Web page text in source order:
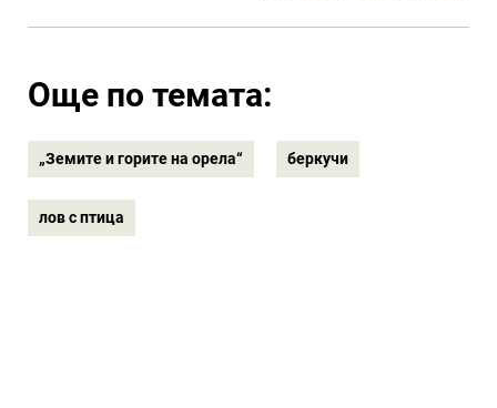
Още по темата:
„Земите и горите на орела“ беркучи
лов с птица